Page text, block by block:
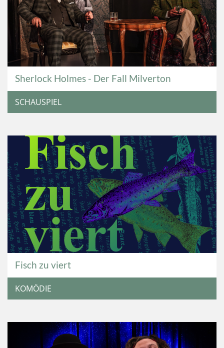
Sherlock Holmes - Der Fall Milverton
SCHAUSPIEL
Fisch zu viert
KOMÖDIE